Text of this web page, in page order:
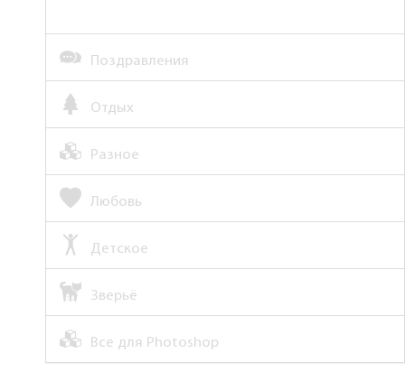
Поздравления
Отдых
Разное
Любовь
Детское
Зверьё
Все для Photoshop